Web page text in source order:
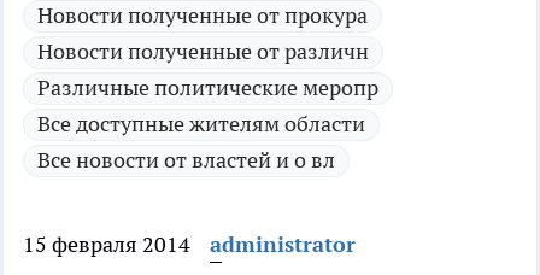
Новости полученные от прокура
Новости полученные от различн
Различные политические меропр
Все доступные жителям области
Все новости от властей и о вл
15 февраля 2014
administrator